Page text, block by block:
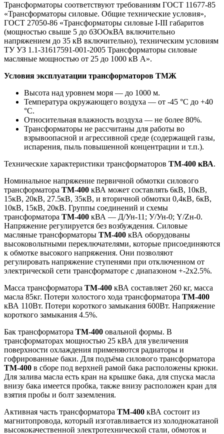
Трансформаторы соответствуют требованиям ГОСТ 11677-85
«Трансформаторы силовые. Общие технические условия»,
ГОСТ 27050-86 «Трансформаторы силовые I-III габаритов
(мощностью свыше 5 до бЗООкВА включительно
напряжением до 35 кВ включительно), техническим условиям
ТУ УЗ 1.1-31617591-001-2005 Трансформаторы силовые
масляные мощностью от 25 до 1000 кВ А».
Условия эксплуатации трансформаторов ТМЖ
Высота над уровнем моря — до 1000 м.
Температура окружающего воздуха — от -45 °С до +40
°С.
Относительная влажность воздуха — не более 80%.
Трансформаторы не рассчитаны для работы во
взрывоопасной и агрессивной среде (содержащей газы,
испарения, пыль повышенной концентрации и т.п.).
Технические характеристики трансформаторов ТМ-400 кВА.
Номинальное напряжение первичной обмотки силового
трансформатора ТМ-400 кВА может составлять 6кВ, 10кВ,
15кВ, 20кВ, 27.5кВ, 35кВ, и вторичной обмотки 0,4кВ, 6кВ,
10кВ, 15кВ, 20кВ. Группы соединений и схемы
трансформатора ТМ-400 кВА — Д/Ун-11; У/Ун-0; Y/Zн-0.
Напряжение регулируется без возбуждения. Силовые
масляные трансформаторы ТМ-400 кВА оборудованы
высоковольтными переключателями, которые присоединяются
к обмотке высокого напряжения. Они позволяют
регулировать напряжение ступенями при отключенном от
электрической сети трансформаторе с диапазоном +-2х2.5%.
Масса трансформатора ТМ-400 кВА составляет 260 кг, масса
масла 85кг. Потери холостого хода трансформатора ТМ-400
кВА 110Вт. Потери короткого замыкания 600Вт. Напряжение
короткого замыкания 4.5%.
Бак трансформатора ТМ-400 овальной формы. В
трансформаторах мощностью 25 кВА для увеличения
поверхности охлаждения применяются радиаторы и
гофрированные баки. Для подъёма силового трансформатора
ТМ-400 в сборе под верхней рамой бака расположены крюки.
Для залива масла есть кран на крышке бака, для спуска масла
внизу бака имеется пробка, также внизу расположен кран для
взятия пробы и болт заземления.
Активная часть трансформатора ТМ-400 кВА состоит из
магнитопровода, который изготавливается из холоднокатаной
высококачественной электротехнической стали, обмоток и